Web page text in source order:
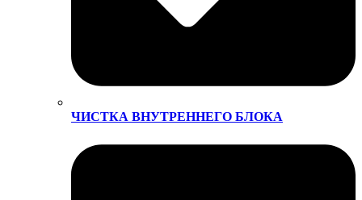
ЧИСТКА ВНУТРЕННЕГО БЛОКА